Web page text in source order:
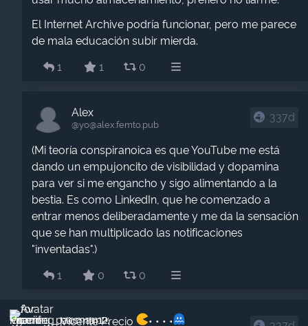
El Internet Archive podría funcionar, pero me parece
de mala educación subir mierda.
1
1 0
Alex
@yo​@alex.femto.pub
337d
(Mi teoría conspiranoica es que YouTube me está
dando un empujoncito de visibilidad y dopamina
para ver si me engancho y sigo alimentando a la
bestia. Es como LinkedIn, que he comenzado a
entrar menos deliberadamente y me da la sensación
que se han multiplicado las notificaciones
"inventadas".)
1
0 0
Vicente Precio • • • •